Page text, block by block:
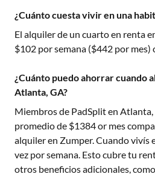
¿Cuánto cuesta vivir en una
El alquiler de un cuarto en renta
$102 por semana ($442 por mes)
¿Cuánto puedo ahorrar cuando
Atlanta, GA?
Miembros de PadSplit en Atlanta,
promedio de $1384or mes
alquiler en Zumper. Cuando vivís
vez por semana. Esto cubre tu
otros beneficios adicionales,